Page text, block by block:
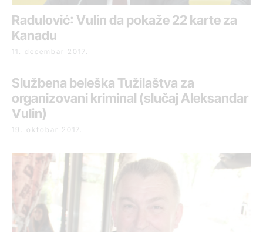
Radulović: Vulin da pokaže 22 karte za
Kanadu
11. decembar 2017.
Službena beleška Tužilaštva za
organizovani kriminal (slučaj Aleksandar
Vulin)
19. oktobar 2017.